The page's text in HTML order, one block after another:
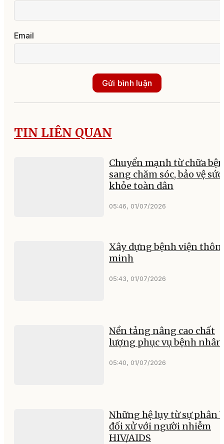
Email
Gửi bình luận
TIN LIÊN QUAN
Chuyển mạnh từ chữa
sang chăm sóc, bảo vệ sức
khỏe toàn dân
05:46, 01/07/2026
Xây dựng bệnh viện
minh
05:43, 01/07/2026
Nền tảng nâng cao chất
lượng phục vụ bệnh nhân
05:40, 01/07/2026
Những hệ lụy từ sự phân
đối xử với người nhiễm
HIV/AIDS